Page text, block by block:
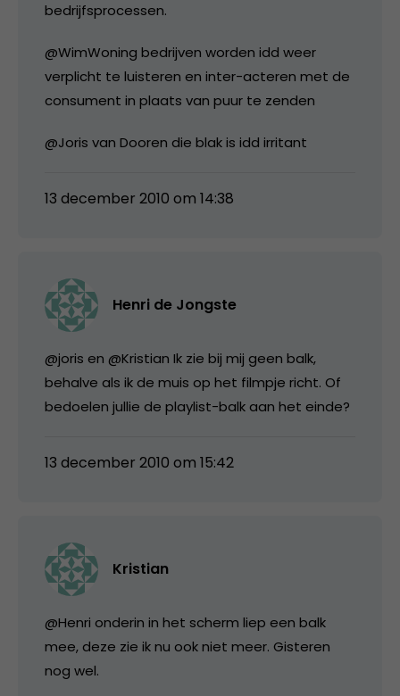
bedrijfsprocessen.
@WimWoning bedrijven worden idd weer
verplicht te luisteren en inter-acteren met de
consument in plaats van puur te zenden
@Joris van Dooren die blak is idd irritant
13 december 2010 om 14:38
Henri de Jongste
@joris en @Kristian Ik zie bij mij geen balk,
behalve als ik de muis op het filmpje richt. Of
bedoelen jullie de playlist-balk aan het einde?
13 december 2010 om 15:42
Kristian
@Henri onderin in het scherm liep een balk
mee, deze zie ik nu ook niet meer. Gisteren
nog wel.